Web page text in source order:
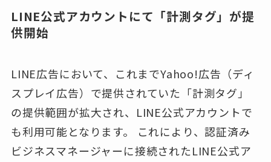
LINE公式アカウントにて「計測タグ」が提
供開始
LINE広告において、これまでYahoo!広告（ディ
スプレイ広告）で提供されていた「計測タグ」
の提供範囲が拡大され、LINE公式アカウントで
も利用可能となります。 これにより、認証済み
ビジネスマネージャーに接続されたLINE公式ア